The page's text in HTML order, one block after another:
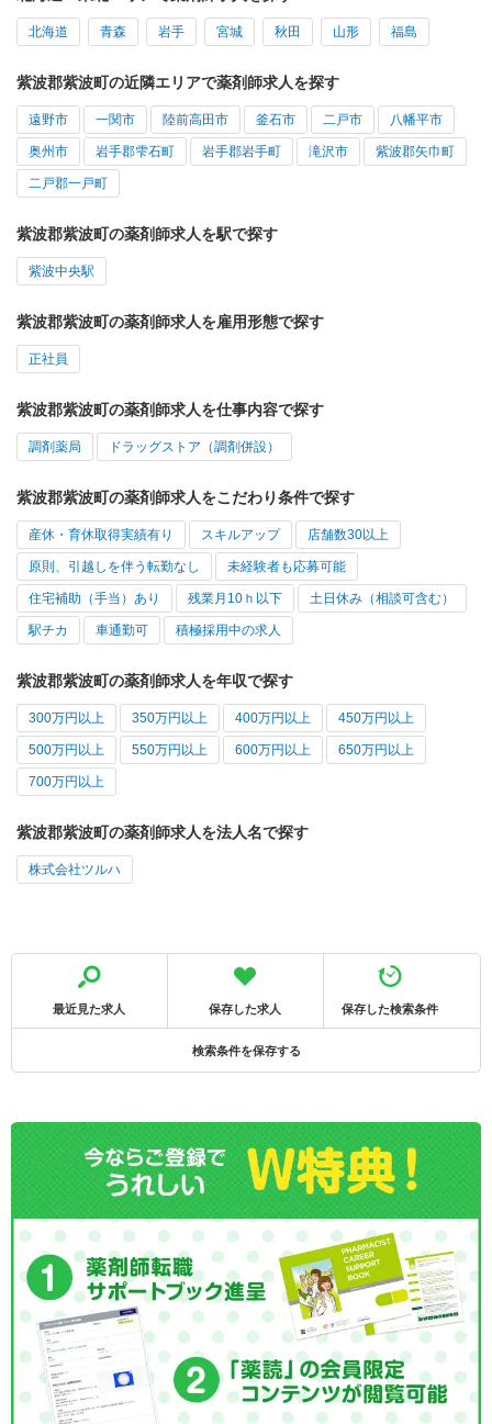
北海道 青森 岩手 宮城 秋田 山形 福島
紫波郡紫波町の近隣エリアで薬剤師求人を探す
遠野市 一関市 陸前高田市 釜石市 二戸市 八幡平市
奥州市 岩手郡雫石町 岩手郡岩手町 滝沢市 紫波郡矢巾町
二戸郡一戸町
紫波郡紫波町の薬剤師求人を駅で探す
紫波中央駅
紫波郡紫波町の薬剤師求人を雇用形態で探す
正社員
紫波郡紫波町の薬剤師求人を仕事内容で探す
調剤薬局 ドラッグストア（調剤併設）
紫波郡紫波町の薬剤師求人をこだわり条件で探す
産休・育休取得実績有り スキルアップ 店舗数30以上
原則、引越しを伴う転勤なし 未経験者も応募可能
住宅補助（手当）あり 残業月10ｈ以下 土日休み（相談可含む）
駅チカ 車通勤可 積極採用中の求人
紫波郡紫波町の薬剤師求人を年収で探す
300万円以上 350万円以上 400万円以上 450万円以上
500万円以上 550万円以上 600万円以上 650万円以上
700万円以上
紫波郡紫波町の薬剤師求人を法人名で探す
株式会社ツルハ
最近見た求人 保存した求人 保存した検索条件
検索条件を保存する